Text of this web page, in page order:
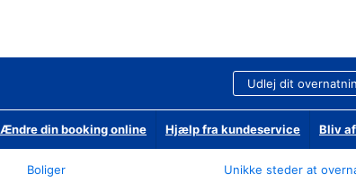
Udlej dit
Ændre din booking online Hjælp fra kundeservice Bliv
Boliger
Unikke steder at